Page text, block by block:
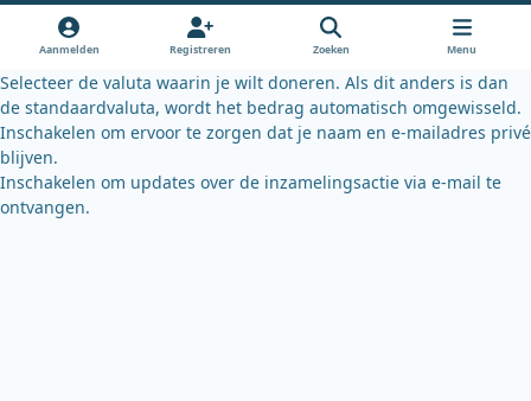
k
k
y
Aanmelden Registreren Zoeken Menu
Selecteer de valuta waarin je wilt doneren. Als dit anders is dan
de standaardvaluta, wordt het bedrag automatisch omgewisseld.
Inschakelen om ervoor te zorgen dat je naam en e-mailadres privé
blijven.
Inschakelen om updates over de inzamelingsactie via e-mail te
ontvangen.